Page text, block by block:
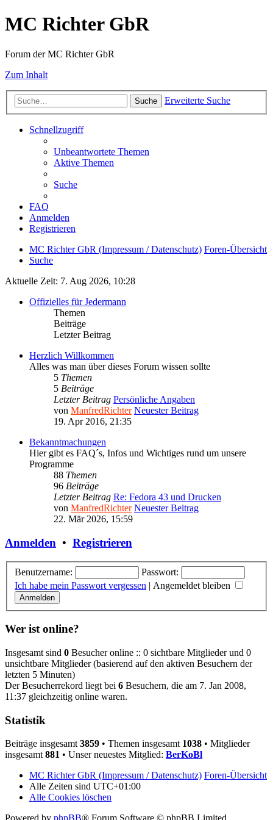
MC Richter GbR
Forum der MC Richter GbR
Zum Inhalt
Suche Erweiterte Suche
Schnellzugriff
Unbeantwortete Themen
Aktive Themen
Suche
FAQ
Anmelden
Registrieren
MC Richter GbR (Impressum / Datenschutz) Foren-Übersicht
Suche
Aktuelle Zeit: 7. Aug 2026, 10:28
Offizielles für Jedermann
Themen
Beiträge
Letzter Beitrag
Herzlich Willkommen
Alles was man über dieses Forum wissen sollte
5 Themen
5 Beiträge
Letzter Beitrag Persönliche Angaben
von ManfredRichter Neuester Beitrag
19. Apr 2016, 21:35
Bekanntmachungen
Hier gibt es FAQ´s, Infos und Wichtiges rund um unsere
Programme
88 Themen
96 Beiträge
Letzter Beitrag Re: Fedora 43 und Drucken
von ManfredRichter Neuester Beitrag
22. Mär 2026, 15:59
Anmelden • Registrieren
Benutzername:
Passwort:
Ich habe mein Passwort vergessen | Angemeldet bleiben
Wer ist online?
Insgesamt sind 0 Besucher online :: 0 sichtbare Mitglieder und 0
unsichtbare Mitglieder (basierend auf den aktiven Besuchern der
letzten 5 Minuten)
Der Besucherrekord liegt bei 6 Besuchern, die am 7. Jan 2008,
11:37 gleichzeitig online waren.
Statistik
Beiträge insgesamt 3859 • Themen insgesamt 1038 • Mitglieder
insgesamt 881 • Unser neuestes Mitglied: BerKoBl
MC Richter GbR (Impressum / Datenschutz) Foren-Übersicht
Alle Zeiten sind UTC+01:00
Alle Cookies löschen